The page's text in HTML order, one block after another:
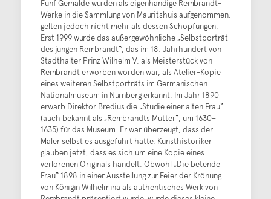
Fünf Gemälde wurden als eigenhändige Rembrandt-
Werke in die Sammlung von Mauritshuis aufgenommen,
gelten jedoch nicht mehr als dessen Schöpfungen.
Erst 1999 wurde das außergewöhnliche „Selbstporträt
des jungen Rembrandt“, das im 18. Jahrhundert von
Stadthalter Prinz Wilhelm V. als Meisterstück von
Rembrandt erworben worden war, als Atelier-Kopie
eines weiteren Selbstporträts im Germanischen
Nationalmuseum in Nürnberg erkannt. Im Jahr 1890
erwarb Direktor Bredius die „Studie einer alten Frau“
(auch bekannt als „Rembrandts Mutter“, um 1630–
1635) für das Museum. Er war überzeugt, dass der
Maler selbst es ausgeführt hätte. Kunsthistoriker
glauben jetzt, dass es sich um eine Kopie eines
verlorenen Originals handelt. Obwohl „Die betende
Frau“ 1898 in einer Ausstellung zur Feier der Krönung
von Königin Wilhelmina als authentisches Werk von